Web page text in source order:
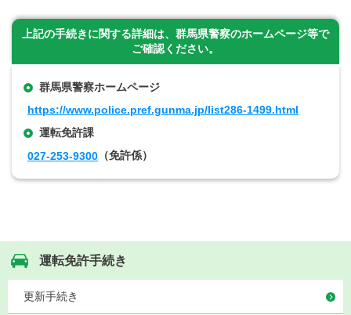
上記の手続きに関する詳細は、群馬県警察のホームページ等で
ご確認ください。
群馬県警察ホームページ
https://www.police.pref.gunma.jp/list286-1499.html
運転免許課
027-253-9300 （免許係）
運転免許手続き
更新手続き